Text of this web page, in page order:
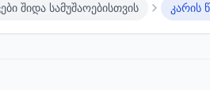
შიდა სამუშაოებისთვის